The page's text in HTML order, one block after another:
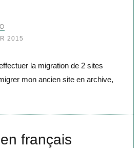
2015
la migration de 2 sites
mon ancien site en archive,
français